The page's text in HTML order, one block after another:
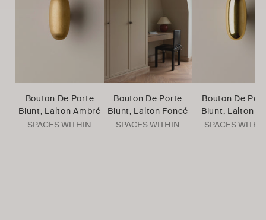
Bouton De Porte
Blunt, Laiton Ambré
SPACES WITHIN
Bouton De Porte
Blunt, Laiton Foncé
SPACES WITHIN
Bouton De
Blunt, Laiton
SPACES